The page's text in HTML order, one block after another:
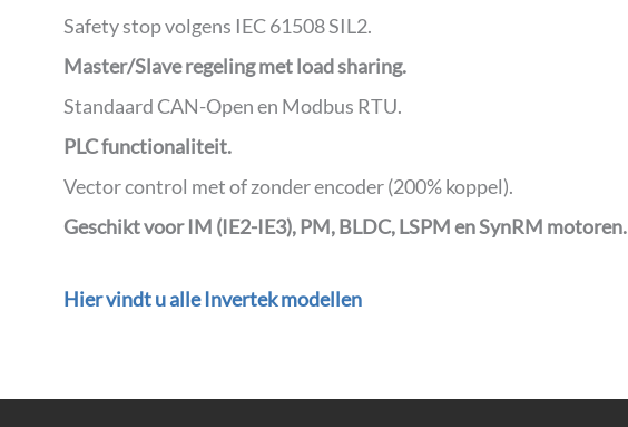
Safety stop volgens IEC 61508 SIL2.
Master/Slave regeling met load sharing.
Standaard CAN-Open en Modbus RTU.
PLC functionaliteit.
Vector control met of zonder encoder (200% koppel).
Geschikt voor IM (IE2-IE3), PM, BLDC, LSPM en SynRM motoren.
Hier vindt u alle Invertek modellen